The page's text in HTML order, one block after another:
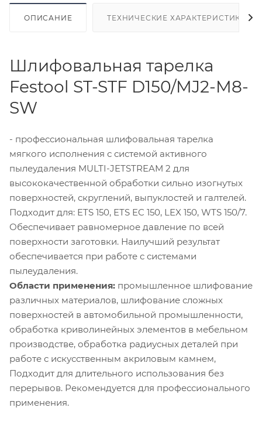
ОПИСАНИЕ ТЕХНИЧЕСКИЕ ХАРАКТЕРИСТИКИ
Шлифовальная тарелка
Festool ST-STF D150/MJ2-M8-
SW
- профессиональная шлифовальная тарелка
мягкого исполнения с системой активного
пылеудаления MULTI-JETSTREAM 2 для
высококачественной обработки сильно изогнутых
поверхностей, скруглений, выпуклостей и галтелей.
Подходит для: ETS 150, ETS EC 150, LEX 150, WTS 150/7.
Обеспечивает равномерное давление по всей
поверхности заготовки. Наилучший результат
обеспечивается при работе с системами
пылеудаления.
Области применения: промышленное шлифование
различных материалов, шлифование сложных
поверхностей в автомобильной промышленности,
обработка криволинейных элементов в мебельном
производстве, обработка радиусных деталей при
работе с искусственным акриловым камнем,
Подходит для длительного использования без
перерывов. Рекомендуется для профессионального
применения.